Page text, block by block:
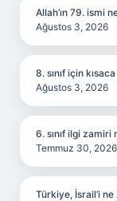
Allah’ın 79. ismi
Ağustos 3, 2026
8. sınıf için
Ağustos 3, 2026
6. sınıf ilgi zamiri
Temmuz 30, 2026
Türkiye, İsrail’i ne